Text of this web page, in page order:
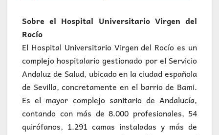
Sobre el Hospital Universitario Virgen del
Rocío
El Hospital Universitario Virgen del Rocío es un
complejo hospitalario gestionado por el Servicio
Andaluz de Salud, ubicado en la ciudad española
de Sevilla, concretamente en el barrio de Bami.
Es el mayor complejo sanitario de Andalucía,
contando con más de 8.000 profesionales, 54
quirófanos, 1.291 camas instaladas y más de